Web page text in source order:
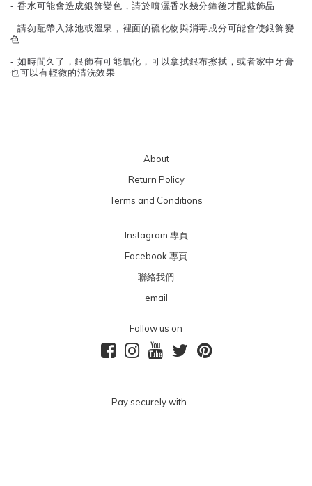
- 香水可能會造成銀飾變色，請於噴灑香水幾分鐘後才配戴飾品
- 請勿配帶入泳池或溫泉，裡面的硫化物與消毒成分可能會使銀飾變
色
- 如時間久了，銀飾有可能氧化，可以拿拭銀布擦拭，或者家中牙膏
也可以有輕微的清洗效果
About
Return Policy
Terms and Conditions
Instagram 專頁
Facebook 專頁
聯絡我們
email
Follow us on
Pay securely with